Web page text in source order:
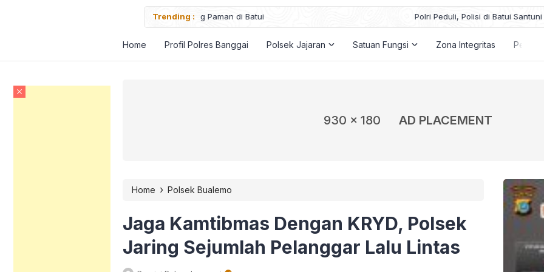
Trending : Polri Peduli, Polisi di Batui Santuni Dua Kakek Berekonomi Lemah
Home Profil Polres Banggai Polsek Jajaran Satuan Fungsi Zona Integritas
930 x 180 AD PLACEMENT
Home › Polsek Bualemo
Jaga Kamtibmas Dengan KRYD, Polsek
Jaring Sejumlah Pelanggar Lalu Lintas